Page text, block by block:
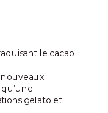
le cacao
nouveaux
gelato et